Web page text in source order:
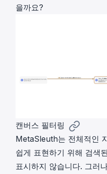
을까요?
캔버스 필터링
MetaSleuth는 전체적인
쉽게 표현하기 위해 검색
표시하지 않습니다. 그러